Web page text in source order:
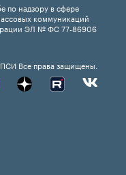
по надзору в сфере
коммуникаций
ЭЛ № ФС 77-86906
Все права защищены.